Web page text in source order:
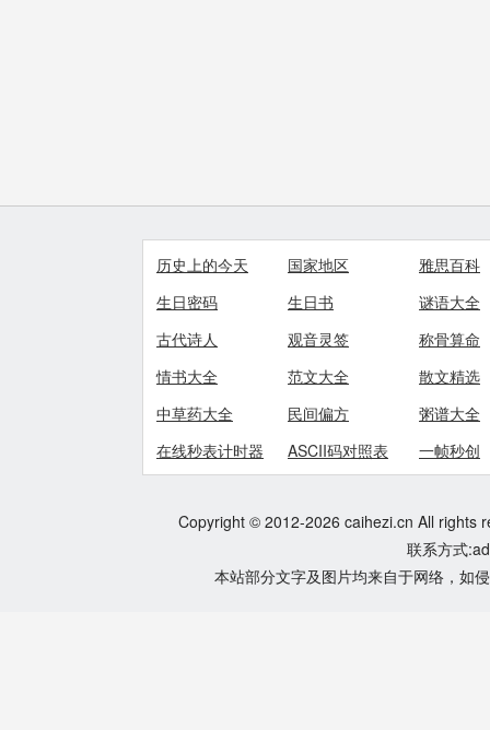
历史上的今天 国家地区
雅思百科
生日密码
生日书
谜语大全
古代诗人
观音灵签
称骨算命
情书大全
范文大全
散文精选
中草药大全
民间偏方
粥谱大全
在线秒表计时器
ASCII码对照表 一帧秒创
Copyright © 2012-2026 caihezi.cn All rights
联系方式
本站部分文字及图片均来自于网络，如